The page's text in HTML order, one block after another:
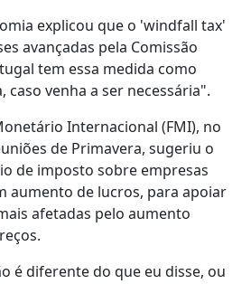
explicou que o 'windfall tax'
avançadas pela Comissão
tem essa medida como
caso venha a ser necessária".
Internacional (FMI), no
de Primavera, sugeriu o
de imposto sobre empresas
aumento de lucros, para apoiar
afetadas pelo aumento
é diferente do que eu disse, ou